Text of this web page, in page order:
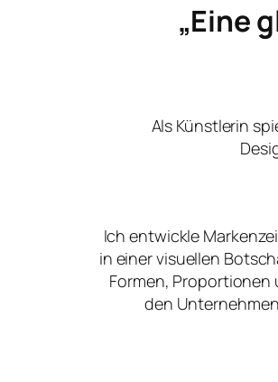
„Eine
Als Künstlerin
Ich entwickle
in einer visuellen
Formen, Proportionen
den